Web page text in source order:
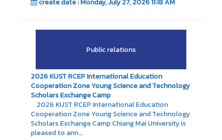
Public relations
2026 KUST RCEP International Education
Cooperation Zone Young Science and Technology
Scholars Exchange Camp
2026 KUST RCEP International Education
Cooperation Zone Young Science and Technology
Scholars Exchange Camp Chiang Mai University is
pleased to ann...